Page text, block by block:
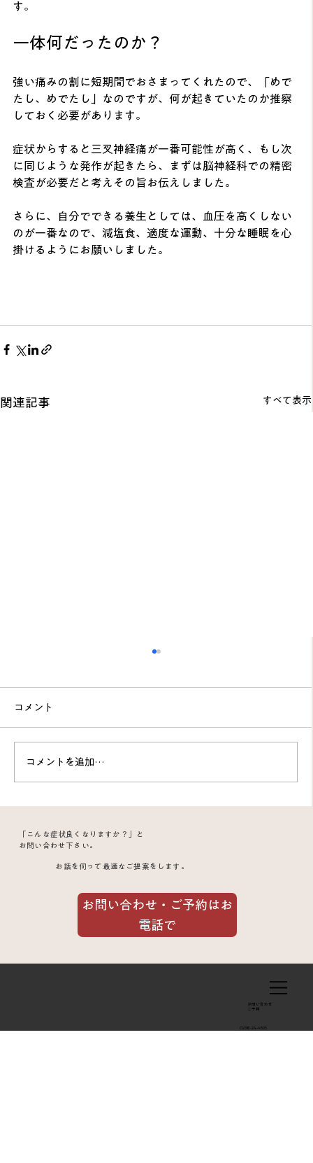
お問い合わせ・ご予約はお
電話で
「こんな症状良くなりますか？」と
お問い合わせ下さい。
お話を伺って最適なご提案をします。
す。
一体何だったのか？
強い痛みの割に短期間でおさまってくれたので、「めで
たし、めでたし」なのですが、何が起きていたのか推察
しておく必要があります。
症状からすると三叉神経痛が一番可能性が高く、もし次
に同じような発作が起きたら、まずは脳神経科での精密
検査が必要だと考えその旨お伝えしました。
さらに、自分でできる養生としては、血圧を高くしない
のが一番なので、減塩食、適度な運動、十分な睡眠を心
掛けるようにお願いしました。
関連記事 すべて表示
なく頸椎だった？60代女性の改善例
コメント
コメントを追加…
0238-24-4525
お問い合わせ
​ご予約